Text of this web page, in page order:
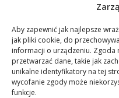
Aby zapewnić jak najlepsze
jak pliki cookie, do
informacji o urządzeniu. Zgoda
przetwarzać dane, takie jak
unikalne identyfikatory na tej
wycofanie zgody może
funkcje.
Sekretariat /
tel.: 12 422 94 90
e-mail: